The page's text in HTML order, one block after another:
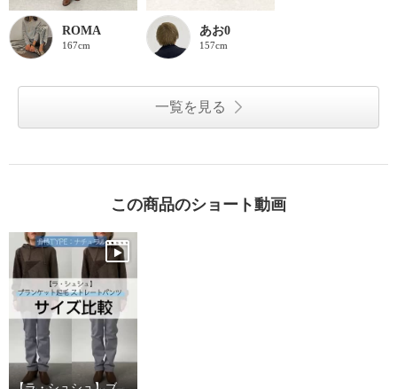
ROMA
167cm
あお0
157cm
一覧を見る
この商品のショート動画